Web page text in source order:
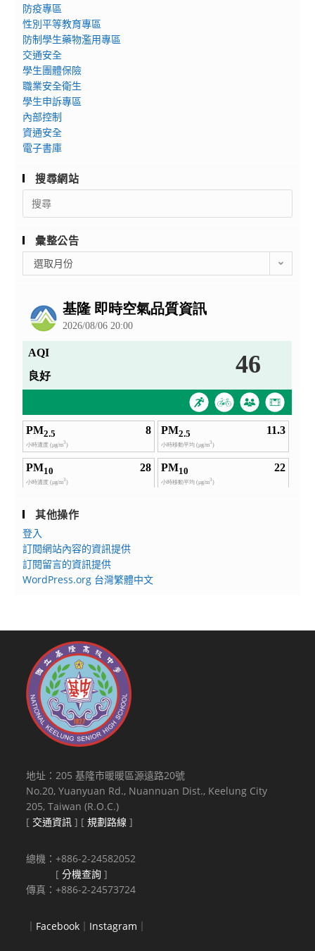
防疫專區
性別平等教育專區
防制學生藥物濫用專區
交通安全
學生團體保險
職業安全衛生
學生申訴專區
內部控制
資通安全
電子書庫
搜尋網站
Search
for:
彙整公告
整
選取月份
其他操作
登入
訂閱網站內容的資訊提供
訂閱留言的資訊提供
WordPress.org 台灣繁體中文
地址：205 基隆市暖暖區源遠路20號
No.20, Yuanyuan Rd., Nuannuan Dist., Keelung City
205, Taiwan (R.O.C.)
[ 交通資訊 ] [規劃路線 ]
總機：+886-2-24582052
[分機查詢 ]
傳真：+886-2-24573724
｜ Facebook ｜ Instagram ｜